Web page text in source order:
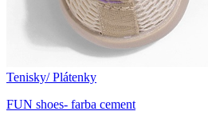
Tenisky/ Plátenky
FUN shoes- farba cement